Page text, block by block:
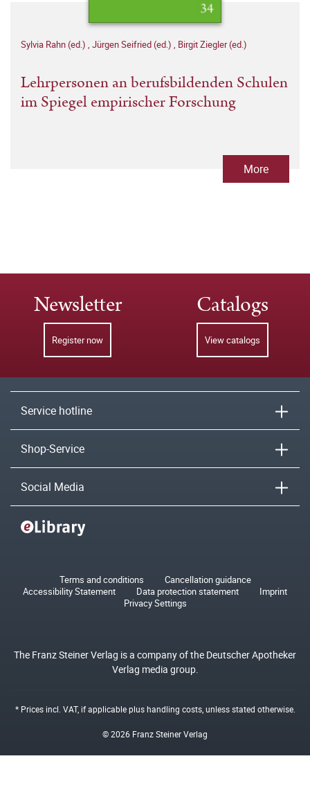
Sylvia Rahn (ed.) , Jürgen Seifried (ed.) , Birgit Ziegler (ed.)
Lehrpersonen an berufsbildenden Schulen
im Spiegel empirischer Forschung
More
Newsletter
Register now
Catalogs
View catalogs
Service hotline
Shop-Service
Social Media
Terms and conditions
Cancellation guidance
Accessibility Statement
Data protection statement
Imprint
Privacy Settings
The Franz Steiner Verlag is a company of the Deutscher Apotheker
Verlag media group.
* Prices incl. VAT, if applicable plushandling costs, unless stated otherwise.
© 2026 Franz Steiner Verlag